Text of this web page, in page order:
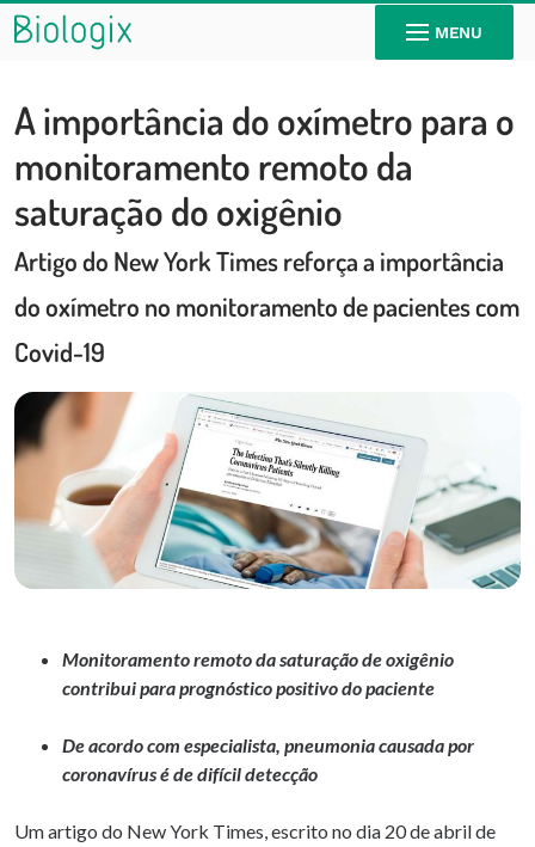
MENU
A importância do oxímetro para o
monitoramento remoto da
saturação do oxigênio
Artigo do New York Times reforça a importância
do oxímetro no monitoramento de pacientes com
Covid-19
Monitoramento remoto da saturação de oxigênio
contribui para prognóstico positivo do paciente
De acordo com especialista, pneumonia causada por
coronavírus é de difícil detecção
Um artigo do New York Times, escrito no dia 20 de abril de